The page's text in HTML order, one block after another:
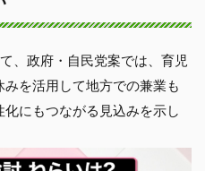
、政府・自民党案では、育児
を活用して地方での兼業も
にもつながる見込みを示し